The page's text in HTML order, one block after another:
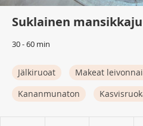
Suklainen
30 - 60 min
Jälkiruoat Makeat
Kananmunaton